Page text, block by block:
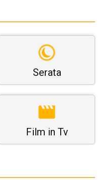
Serata
Film in Tv